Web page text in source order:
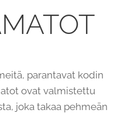
parantavat kodin
ovat valmistettu
joka takaa pehmeän